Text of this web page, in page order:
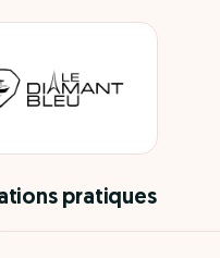
pratiques